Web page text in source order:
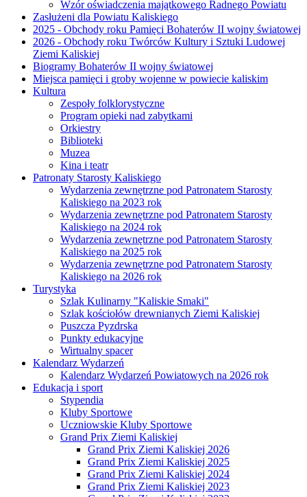
Wzór oświadczenia majątkowego Radnego Powiatu
Zasłużeni dla Powiatu Kaliskiego
2025 - Obchody roku Pamięci Bohaterów II wojny światowej
2026 - Obchody roku Twórców Kultury i Sztuki Ludowej
Ziemi Kaliskiej
Biogramy Bohaterów II wojny światowej
Miejsca pamięci i groby wojenne w powiecie kaliskim
Kultura
Zespoły folklorystyczne
Program opieki nad zabytkami
Orkiestry
Biblioteki
Muzea
Kina i teatr
Patronaty Starosty Kaliskiego
Wydarzenia zewnętrzne pod Patronatem Starosty
Kaliskiego na 2023 rok
Wydarzenia zewnętrzne pod Patronatem Starosty
Kaliskiego na 2024 rok
Wydarzenia zewnętrzne pod Patronatem Starosty
Kaliskiego na 2025 rok
Wydarzenia zewnętrzne pod Patronatem Starosty
Kaliskiego na 2026 rok
Turystyka
Szlak Kulinarny "Kaliskie Smaki"
Szlak kościołów drewnianych Ziemi Kaliskiej
Puszcza Pyzdrska
Punkty edukacyjne
Wirtualny spacer
Kalendarz Wydarzeń
Kalendarz Wydarzeń Powiatowych na 2026 rok
Edukacja i sport
Stypendia
Kluby Sportowe
Uczniowskie Kluby Sportowe
Grand Prix Ziemi Kaliskiej
Grand Prix Ziemi Kaliskiej 2026
Grand Prix Ziemi Kaliskiej 2025
Grand Prix Ziemi Kaliskiej 2024
Grand Prix Ziemi Kaliskiej 2023